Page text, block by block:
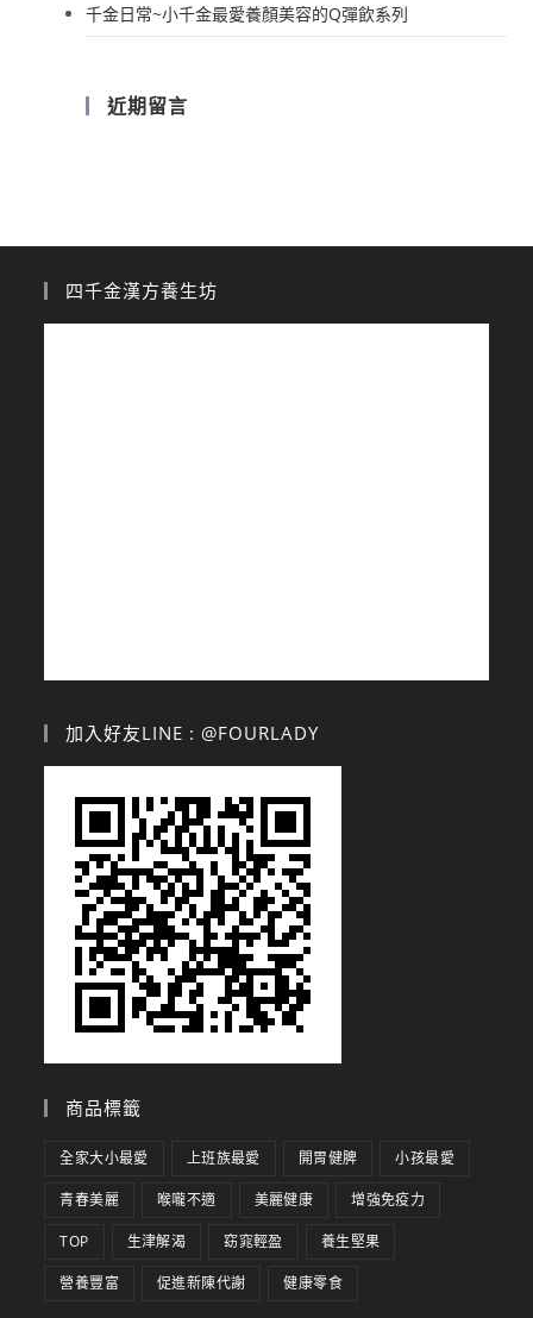
千金日常~小千金最愛養顏美容的Q彈飲系列
近期留言
四千金漢方養生坊
加入好友LINE : @FOURLADY
商品標籤
全家大小最愛 上班族最愛 開胃健脾 小孩最愛
青春美麗 喉嚨不適 美麗健康 增強免疫力
TOP 生津解渴 窈窕輕盈 養生堅果
營養豐富 促進新陳代謝 健康零食